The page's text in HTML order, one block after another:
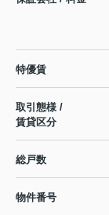
特優賃
取引態様 /
賃貸区分
総戸数
物件番号